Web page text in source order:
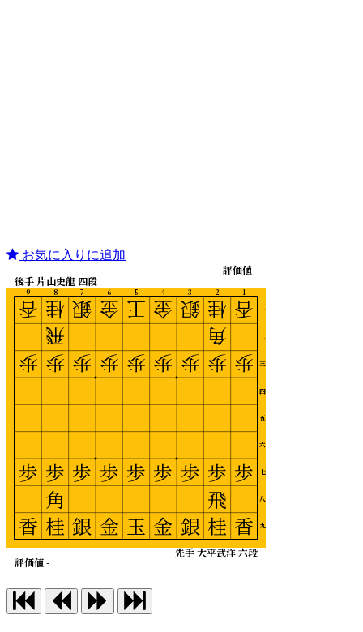
お気に入りに追加
1
2
3
4
5
6
7
8
9
一
二
三
四
五
六
七
八
九
先手 大平武洋 六段
後手 片山史龍 四段
評価値 -
評価値 -
香
歩
歩
香
桂
角
歩
歩
飛
桂
銀
歩
歩
銀
金
歩
歩
金
王
歩
歩
玉
金
歩
歩
金
銀
歩
歩
銀
桂
飛
歩
歩
角
桂
香
歩
歩
香